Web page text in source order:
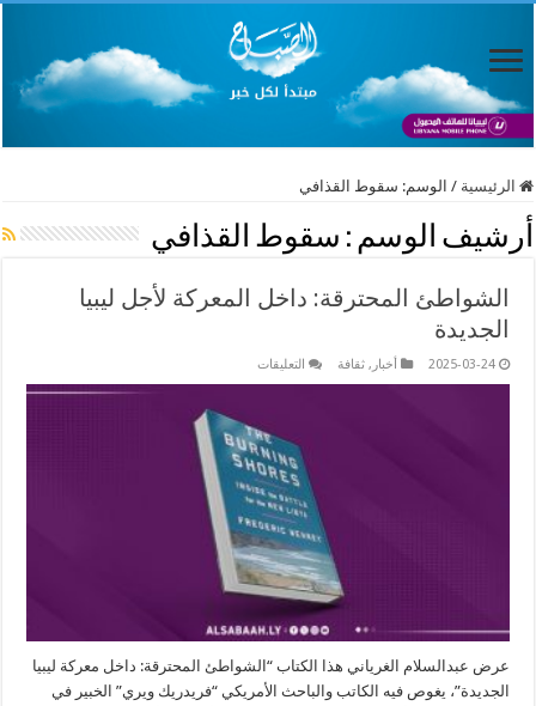
الرئيسية / الوسم: سقوط القذافي
أرشيف الوسم : سقوط القذافي
الشواطئ المحترقة: داخل المعركة لأجل ليبيا
الجديدة
2025-03-24 أخبار ,ثقافة التعليقات
المعركة
لأجل
ليبيا
الجديدة
مغلقة
عرض عبدالسلام الغرياني هذا الكتاب “الشواطئ المحترقة: داخل معركة ليبيا
الجديدة”، يغوص فيه الكاتب والباحث الأمريكي “فريدريك ويري” الخبير في